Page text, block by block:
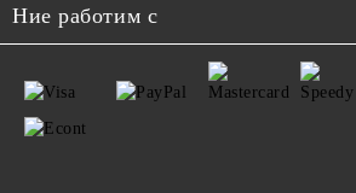
Ние работим с